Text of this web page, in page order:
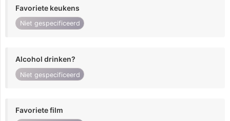
Favoriete keukens
Niet gespecificeerd
Alcohol drinken?
Niet gespecificeerd
Favoriete film